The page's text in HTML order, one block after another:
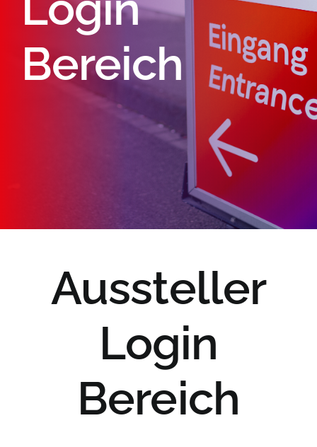
Bereich
Aussteller
Login
Bereich